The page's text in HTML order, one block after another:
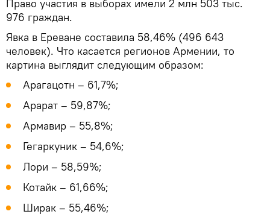
Право участия в выборах имели 2 млн 503 тыс.
976 граждан.
Явка в Ереване составила 58,46% (496 643
человек). Что касается регионов Армении, то
картина выглядит следующим образом:
Арагацотн – 61,7%;
Арарат – 59,87%;
Армавир – 55,8%;
Гегаркуник – 54,6%;
Лори – 58,59%;
Котайк – 61,66%;
Ширак – 55,46%;